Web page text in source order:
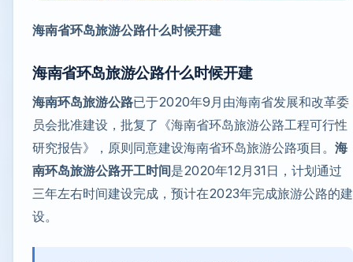
海南省环岛旅游公路什么时候开建
海南省环岛旅游公路什么时候开建
海南环岛旅游公路已于2020年9月由海南省发展和改革委
员会批准建设，批复了《海南省环岛旅游公路工程可行性
研究报告》，原则同意建设海南省环岛旅游公路项目。 海
南环岛旅游公路开工时间是2020年12月31日，计划通过
三年左右时间建设完成，预计在2023年完成旅游公路的建
设。